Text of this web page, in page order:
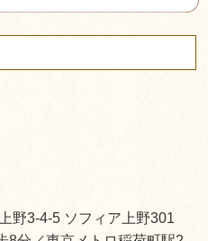
野3-4-5 ソフィア上野301